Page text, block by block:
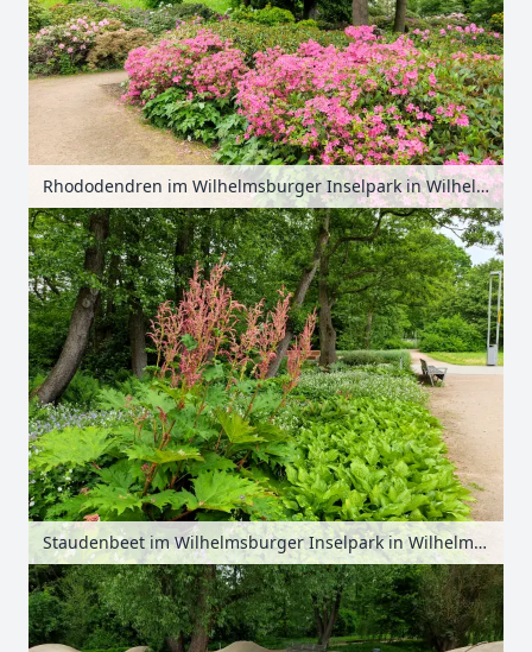
Rhododendren im Wilhelmsburger Inselpark in Wilhelmsburg, Hamburg, Deutschland
Staudenbeet im Wilhelmsburger Inselpark in Wilhelmsburg, Hamburg, Deutschland